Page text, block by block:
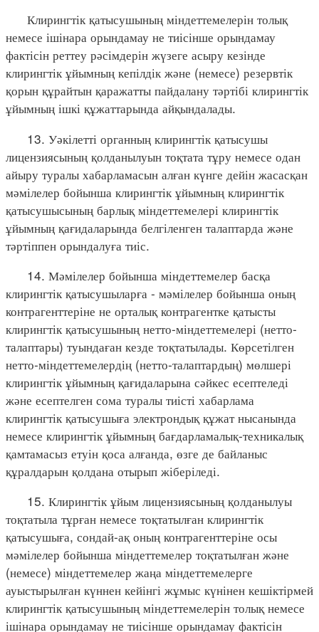
Клирингтік қатысушының міндеттемелерін толық
немесе ішінара орындамау не тиісінше орындамау
фактісін реттеу рәсімдерін жүзеге асыру кезінде
клирингтік ұйымның кепілдік және (немесе) резервтік
қорын құрайтын қаражатты пайдалану тәртібі клирингтік
ұйымның ішкі құжаттарында айқындалады.
13. Уәкілетті органның клирингтік қатысушы
лицензиясының қолданылуын тоқтата тұру немесе одан
айыру туралы хабарламасын алған күнге дейін жасасқан
мәмілелер бойынша клирингтік ұйымның клирингтік
қатысушысының барлық міндеттемелері клирингтік
ұйымның қағидаларында белгіленген талаптарда және
тәртіппен орындалуға тиіс.
14. Мәмілелер бойынша міндеттемелер басқа
клирингтік қатысушыларға - мәмілелер бойынша оның
контрагенттеріне не орталық контрагентке қатысты
клирингтік қатысушының нетто-міндеттемелері (нетто-
талаптары) туындаған кезде тоқтатылады. Көрсетілген
нетто-міндеттемелердің (нетто-талаптардың) мөлшері
клирингтік ұйымның қағидаларына сәйкес есептеледі
және есептелген сома туралы тиісті хабарлама
клирингтік қатысушыға электрондық құжат нысанында
немесе клирингтік ұйымның бағдарламалық-техникалық
қамтамасыз етуін қоса алғанда, өзге де байланыс
құралдарын қолдана отырып жіберіледі.
15. Клирингтік ұйым лицензиясының қолданылуы
тоқтатыла тұрған немесе тоқтатылған клирингтік
қатысушыға, сондай-ақ оның контрагенттеріне осы
мәмілелер бойынша міндеттемелер тоқтатылған және
(немесе) міндеттемелер жаңа міндеттемелерге
ауыстырылған күннен кейінгі жұмыс күнінен кешіктірмей
клирингтік қатысушының міндеттемелерін толық немесе
ішінара орындамау не тиісінше орындамау фактісін